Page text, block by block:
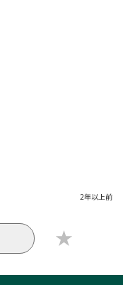
2年以上前